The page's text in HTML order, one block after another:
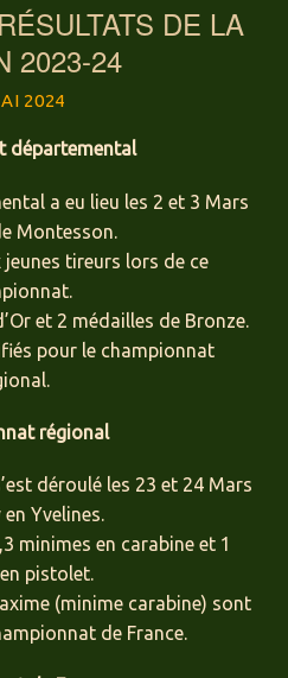
DE LA
2023-24
2024
départemental
a eu lieu les 2 et 3 Mars
Montesson.
jeunes tireurs lors de ce
et 2 médailles de Bronze.
pour le championnat
régional
déroulé les 23 et 24 Mars
en Yvelines.
minimes en carabine et 1
pistolet.
(minime carabine) sont
de France.